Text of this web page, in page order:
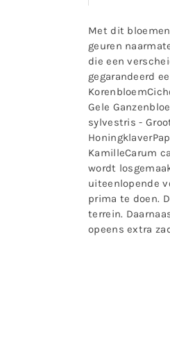
Met dit
geuren
die een
gegarandeerd
Gele
sylvestris -
KamilleCarum
wordt
uiteenlopende
prima te doen.
terrein.
opeens extra